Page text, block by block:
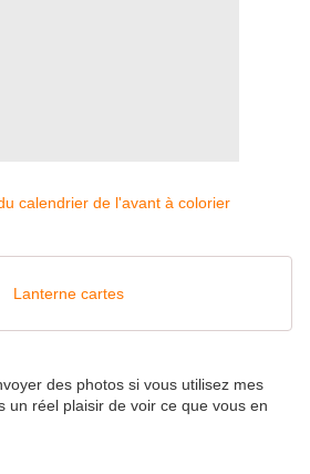
Lanterne cartes
des photos si vous utilisez mes
un réel plaisir de voir ce que vous en